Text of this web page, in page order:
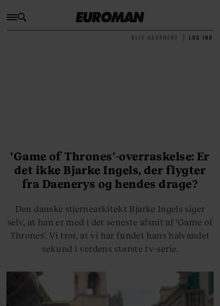
BLIV ABONNENT LOG IND
'Game of Thrones'-overraskelse: Er
det ikke Bjarke Ingels, der flygter
fra Daenerys og hendes drage?
Den danske stjernearkitekt Bjarke Ingels siger
selv, at han er med i det seneste afsnit af 'Game of
Thrones'. Vi tror, at vi har fundet hans halvandet
sekund i verdens største tv-serie.